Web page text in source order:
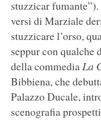
stuzzicar
versi di Marziale
stuzzicare l’orso,
seppur con qualche
della commediaLa
Bibbiena, che
Palazzo Ducale,
scenografia